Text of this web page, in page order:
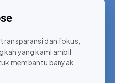
dan fokus,
yang kami ambil
membantu banyak